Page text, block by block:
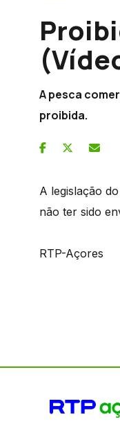
A pesca
proibida.
A legislação
não ter sido
RTP-Açores